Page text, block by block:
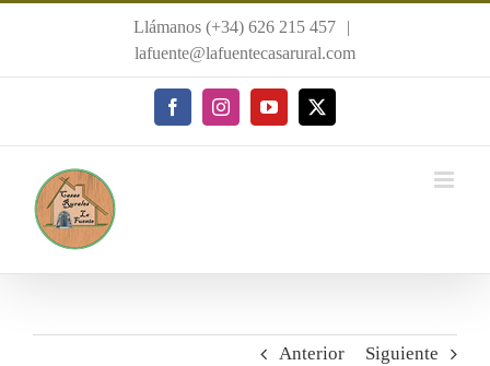
Llámanos (+34) 626 215 457
|
lafuente@lafuentecasarural.com
FacebookInstagramYouTube
X
Anterior Siguiente